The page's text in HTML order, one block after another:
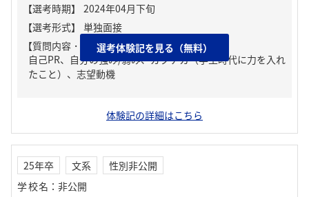
【質問内容・課題】
自己PR、自分の強み/弱み、ガクチカ（学生時代に力を入れ
たこと）、志望動機
選考体験記を見る（無料）
体験記の詳細はこちら
25年卒 文系
性別非公開
学校名 ： 非公開